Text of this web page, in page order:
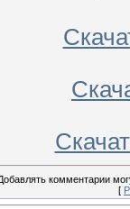
комментарии
[